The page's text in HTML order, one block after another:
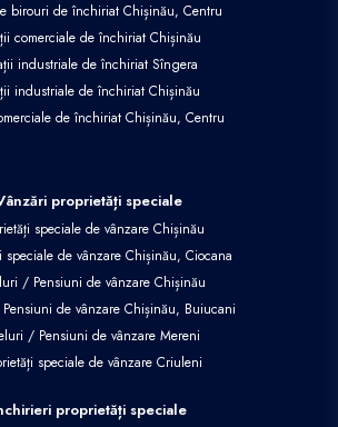
birouri de închiriat Chișinău, Centru
comerciale de închiriat Chișinău
industriale de închiriat Sîngera
industriale de închiriat Chișinău
de închiriat Chișinău, Centru
proprietăți speciale
speciale de vânzare Chișinău
speciale de vânzare Chișinău, Ciocana
/ Pensiuni de vânzare Chișinău
de vânzare Chișinău, Buiucani
/ Pensiuni de vânzare Mereni
speciale de vânzare Criuleni
proprietăți speciale